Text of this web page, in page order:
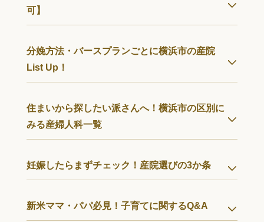
可】
分娩方法・バースプランごとに横浜市の産院
List Up！
住まいから探したい派さんへ！横浜市の区別に
みる産婦人科一覧
妊娠したらまずチェック！産院選びの3か条
新米ママ・パパ必見！子育てに関するQ&A